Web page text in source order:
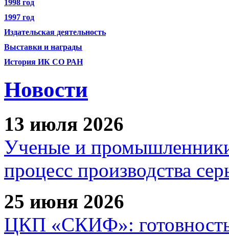
1998 год
1997 год
Издательская деятельность
Выставки и награды
История ИК СО РАН
Новости
13 июля 2026
Ученые и
процесс производства
25 июня 2026
ЦКП «СКИФ»: готовность